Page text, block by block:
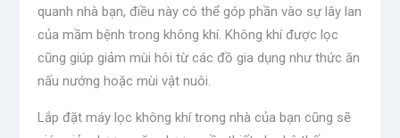
quanh nhà bạn, điều này có thể góp phần vào sự lây lan
của mầm bệnh trong không khí. Không khí được lọc
cũng giúp giảm mùi hôi từ các đồ gia dụng như thức ăn
nấu nướng hoặc mùi vật nuôi.
Lắp đặt máy lọc không khí trong nhà của bạn cũng sẽ